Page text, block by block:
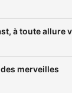
à toute allure
merveilles